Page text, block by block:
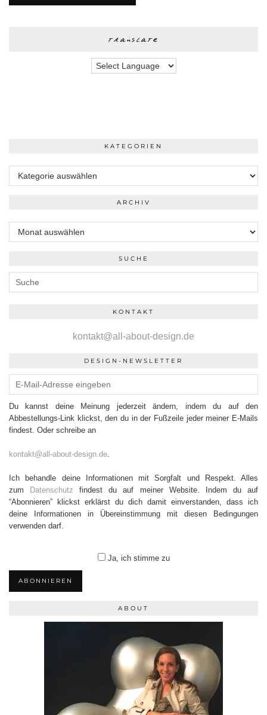
translate
KATEGORIEN
Kategorien
ARCHIV
Archiv
SUCHE
KONTAKT
kontakt@all-about-design.de
DESIGN-NEWSLETTER
Du kannst deine Meinung jederzeit ändern, indem du auf den
Abbestellungs-Link klickst, den du in der Fußzeile jeder meiner E-Mails
findest. Oder schreibe an
kontakt@all-about-design.de.
Ich behandle deine Informationen mit Sorgfalt und Respekt. Alles
zum
Datenschutz findest du auf meiner Website. Indem du auf
“Abonnieren” klickst erklärst du dich damit einverstanden, dass ich
deine Informationen in Übereinstimmung mit diesen Bedingungen
verwenden darf.
Ja, ich stimme zu
ABONNIEREN
ABOUT